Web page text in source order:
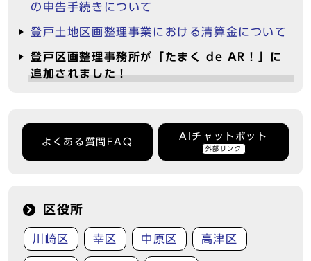
の申告手続きについて
登戸土地区画整理事業における清算金について
登戸区画整理事務所が「たまく de AR！」に
追加されました！
よくある質問FAQ
AIチャットボット
外部リンク
区役所
川崎区 幸区 中原区 高津区